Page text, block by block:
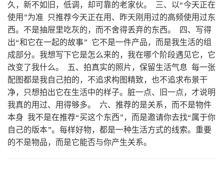
久，新不如旧，低调，却可靠的老家伙。 三、以“今天正在
使用”为准 只推荐今天正在用、昨天刚用过的高频使用过东
西。不是抽屉里吃灰的，而不舍得丢弃的东西。 四、写得
出“和它在一起的故事” 它不是一件产品，而是我生活的组
成部分。我想写下它是怎么来的，我在哪个阶段遇见它，它
改变了我什么。 五、拍真实的照片，保留生活气息 每一张
配图都是我自己拍的，不追求构图精致，也不追求布景干
净，只想拍出它在生活中的样子。脏一点、旧一点，才说明
我真的用过、用得够多。 六、推荐的是关系，而不是物件
本身 我不是在推荐“买这个东西”，而是邀请你去找“属于你
自己的版本”。每样好物，都是一种生活方式的线索。重要
的不是物品，而是它能否与你产生关系。